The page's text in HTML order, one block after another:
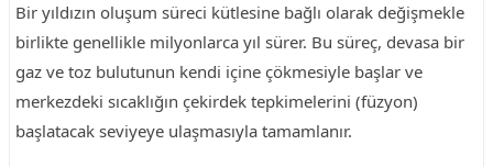
Bir yıldızın oluşum süreci kütlesine bağlı olarak değişmekle
birlikte genellikle milyonlarca yıl sürer. Bu süreç, devasa bir
gaz ve toz bulutunun kendi içine çökmesiyle başlar ve
merkezdeki sıcaklığın çekirdek tepkimelerini (füzyon)
başlatacak seviyeye ulaşmasıyla tamamlanır.